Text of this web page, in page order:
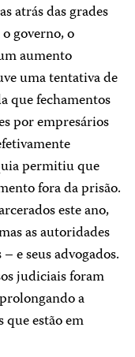
atrás das grades
governo, o
aumento
uma tentativa de
que fechamentos
por empresários
permitiu que
fora da prisão.
este ano,
as autoridades
e seus advogados.
judiciais foram
a
que estão em